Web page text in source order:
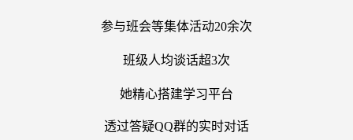
参与班会等集体活动20余次
班级人均谈话超3次
她精心搭建学习平台
透过答疑QQ群的实时对话